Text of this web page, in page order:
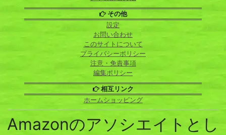
その他
設定
お問い合わせ
このサイトについて
プライバシーポリシー
注意・免責事項
編集ポリシー
相互リンク
ホームショッピング
Amazonのアソシエイトとし